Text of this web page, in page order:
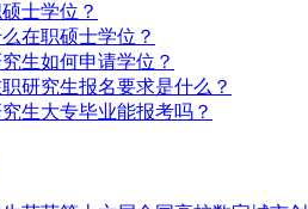
士学位？
在职硕士学位？
生如何申请学位？
研究生报名要求是什么？
生大专毕业能报考吗？